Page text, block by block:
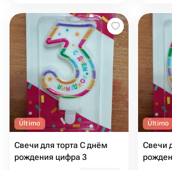
Último
Свечи для торта С днём
рождения цифра 3
Último
Свечи